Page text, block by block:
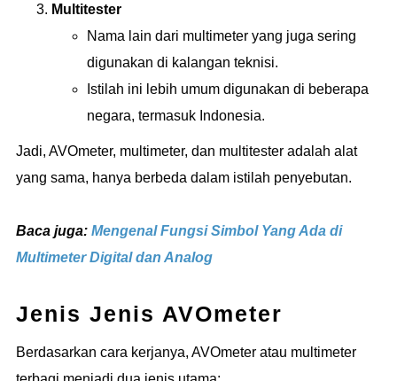
Multitester
Nama lain dari multimeter yang juga sering
digunakan di kalangan teknisi.
Istilah ini lebih umum digunakan di beberapa
negara, termasuk Indonesia.
Jadi, AVOmeter, multimeter, dan multitester adalah alat
yang sama, hanya berbeda dalam istilah penyebutan.
Baca juga: Mengenal Fungsi Simbol Yang Ada di
Multimeter Digital dan Analog
Jenis Jenis AVOmeter
Berdasarkan cara kerjanya, AVOmeter atau multimeter